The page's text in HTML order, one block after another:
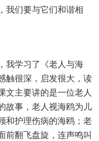
我们要与它们和谐相
我学习了《老人与海
触很深，启发很大，读
文主要讲的是一位老人
故事，老人视海鸥为儿
和护理伤病的海鸥；老
前翻飞盘旋，连声鸣叫